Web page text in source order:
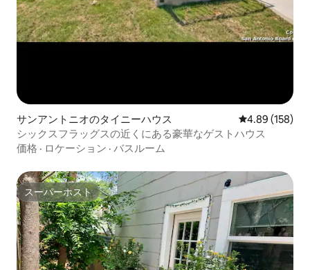
サンアントニオのタイニーハウス レビュー158
4.89 (158)
シックスフラッグスの近くにある豪華なゲストハウス
価格 · ロケーション · バスルーム
スーパーホスト
スーパーホスト